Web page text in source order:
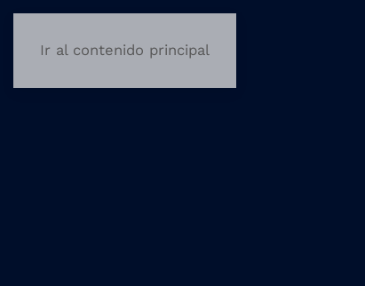
Ir al contenido principal